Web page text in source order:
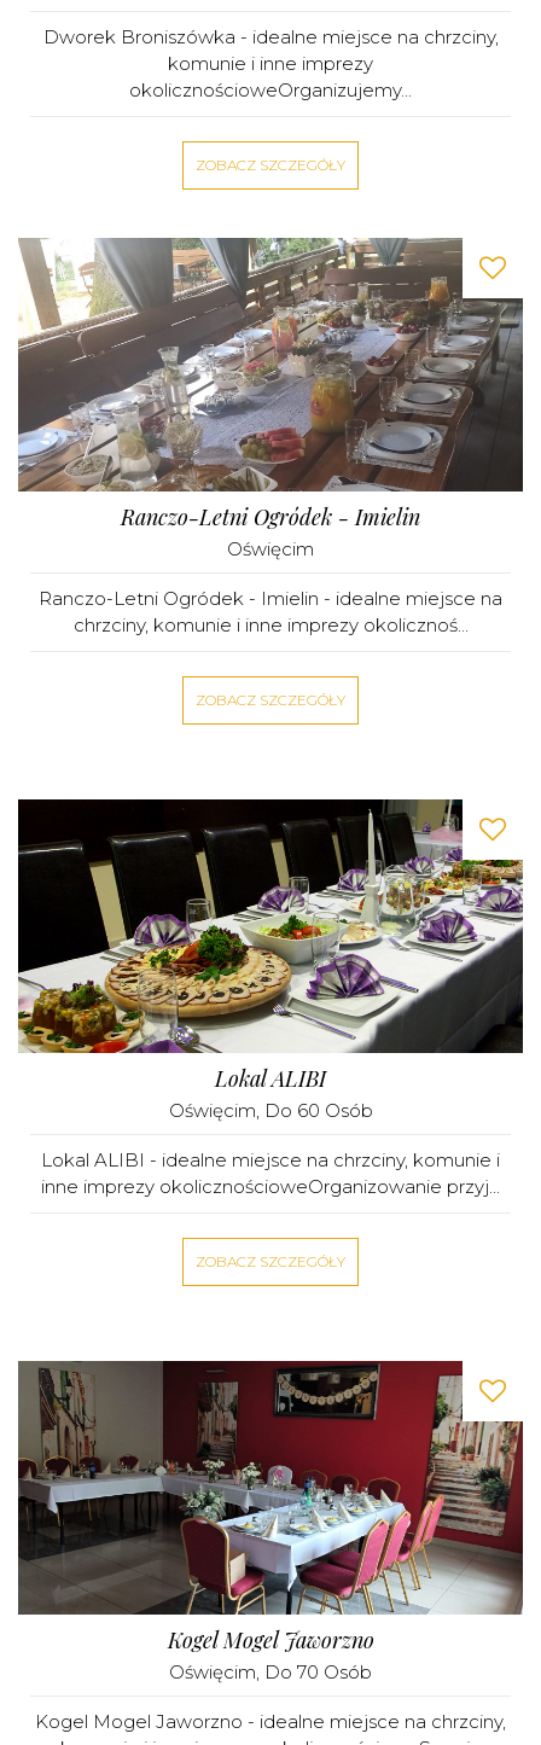
Dworek Broniszówka - idealne miejsce na chrzciny,
komunie i inne imprezy
okolicznościoweOrganizujemy...
ZOBACZ SZCZEGÓŁY
Ranczo-Letni Ogródek - Imielin
Oświęcim
Ranczo-Letni Ogródek - Imielin - idealne miejsce na
chrzciny, komunie i inne imprezy okolicznoś...
ZOBACZ SZCZEGÓŁY
Lokal ALIBI
Oświęcim, Do 60 Osób
Lokal ALIBI - idealne miejsce na chrzciny, komunie i
inne imprezy okolicznościoweOrganizowanie przyj...
ZOBACZ SZCZEGÓŁY
Kogel Mogel Jaworzno
Oświęcim, Do 70 Osób
Kogel Mogel Jaworzno - idealne miejsce na chrzciny,